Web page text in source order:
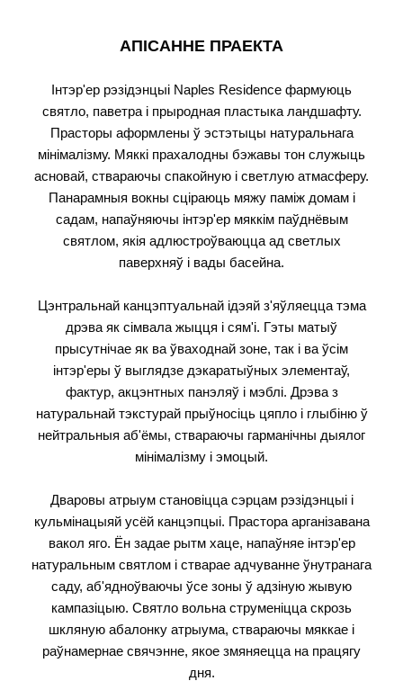
АПІСАННЕ ПРАЕКТА
Інтэр'ер рэзідэнцыі Naples Residence фармуюць
святло, паветра і прыродная пластыка ландшафту.
Прасторы аформлены ў эстэтыцы натуральнага
мінімалізму. Мяккі прахалодны бэжавы тон служыць
асновай, ствараючы спакойную і светлую атмасферу.
Панарамныя вокны сціраюць мяжу паміж домам і
садам, напаўняючы інтэр'ер мяккім паўднёвым
святлом, якія адлюстроўваюцца ад светлых
паверхняў і вады басейна.
Цэнтральнай канцэптуальнай ідэяй з'яўляецца тэма
дрэва як сімвала жыцця і сям'і. Гэты матыў
прысутнічае як ва ўваходнай зоне, так і ва ўсім
інтэр'еры ў выглядзе дэкаратыўных элементаў,
фактур, акцэнтных панэляў і мэблі. Дрэва з
натуральнай тэкстурай прыўносіць цяпло і глыбіню ў
нейтральныя аб'ёмы, ствараючы гарманічны дыялог
мінімалізму і эмоцый.
Дваровы атрыум становіцца сэрцам рэзідэнцыі і
кульмінацыяй усёй канцэпцыі. Прастора арганізавана
вакол яго. Ён задае рытм хаце, напаўняе інтэр'ер
натуральным святлом і стварае адчуванне ўнутранага
саду, аб'ядноўваючы ўсе зоны ў адзіную жывую
кампазіцыю. Святло вольна струменіцца скрозь
шкляную абалонку атрыума, ствараючы мяккае і
раўнамернае свячэнне, якое змяняецца на працягу
дня.